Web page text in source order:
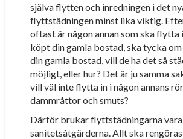
själva flytten och inredningen i det
flyttstädningen minst lika viktig.
oftast är någon annan som ska flytta
köpt din gamla bostad, ska tycka
din gamla bostad, vill de ha det så
möjligt, eller hur? Det är ju samma
vill väl inte flytta in i någon annans
dammråttor och smuts?
Därför brukar flyttstädningarna vara
sanitetsåtgärderna. Allt ska